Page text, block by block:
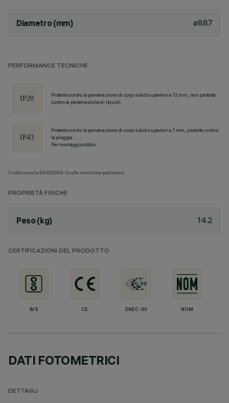
Diametro (mm) ø887
PERFORMANCE TECNICHE
Protetto contro la penetrazione di corpi solidi superiori a 12 mm, non protetto
contro la penetrazione di liquidi.
Protetto contro la penetrazione di corpi solidi superiori a 1 mm, protetto contro
la pioggia.
Per montaggio ottico
Conforme alla EN60598-1 e alle normative pertinenti.
PROPRIETÀ FISICHE
Peso (kg) 14.2
CERTIFICAZIONI DEL PRODOTTO
BIS CE ENEC-03 NOM
DATI FOTOMETRICI
DETTAGLI